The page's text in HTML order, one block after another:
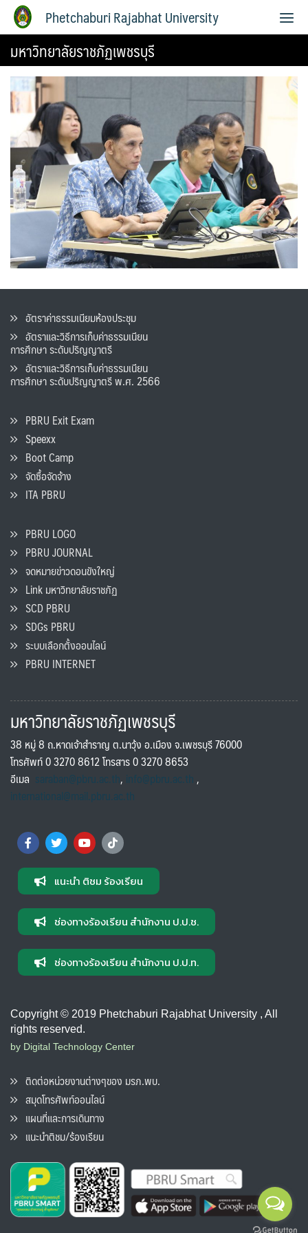
Phetchaburi Rajabhat University
มหาวิทยาลัยราชภัฏเพชรบุรี
อัตราค่าธรรมเนียมห้องประชุม
อัตราและวิธีการเก็บค่าธรรมเนียน
การศึกษา ระดับปริญญาตรี
อัตราและวิธีการเก็บค่าธรรมเนียน
การศึกษา ระดับปริญญาตรี พ.ศ. 2566
PBRU Exit Exam
Speexx
Boot Camp
จัดซื้อจัดจ้าง
ITA PBRU
PBRU LOGO
PBRU JOURNAL
จดหมายข่าวดอนขังใหญ่
Link มหาวิทยาลัยราชภัฏ
SCD PBRU
SDGs PBRU
ระบบเลือกตั้งออนไลน์
PBRU INTERNET
มหาวิทยาลัยราชภัฏเพชรบุรี
38 หมู่ 8 ถ.หาดเจ้าสำราญ ต.นาวุ้ง อ.เมือง จ.เพชรบุรี 76000
โทรศัพท์ 0 3270 8612 โทรสาร 0 3270 8653
อีเมล saraban@pbru.ac.th, info@pbru.ac.th,
international@mail.pbru.ac.th
แนะนำ ติชม ร้องเรียน
ช่องทางร้องเรียน สำนักงาน ป.ป.ช.
ช่องทางร้องเรียน สำนักงาน ป.ป.ท.
Copyright © 2019 Phetchaburi Rajabhat University , All
rights reserved.
by Digital Technology Center
ติดต่อหน่วยงานต่างๆของ มรภ.พบ.
สมุดโทรศัพท์ออนไลน์
แผนที่และการเดินทาง
แนะนำติชม/ร้องเรียน